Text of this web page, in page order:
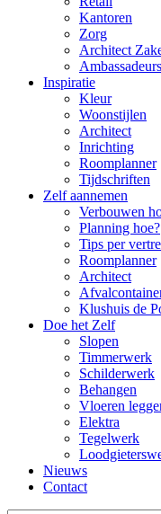
Kantoren
Zorg
Architect
Ambassadeurs
Inspiratie
Kleur
Woonstijlen
Architect
Inrichting
Roomplanner
Tijdschriften
Zelf aannemen
Verbouwen
Planning hoe?
Tips per
Roomplanner
Architect
Klushuis de
Doe het Zelf
Slopen
Timmerwerk
Schilderwerk
Behangen
Vloeren
Elektra
Tegelwerk
Nieuws
Contact